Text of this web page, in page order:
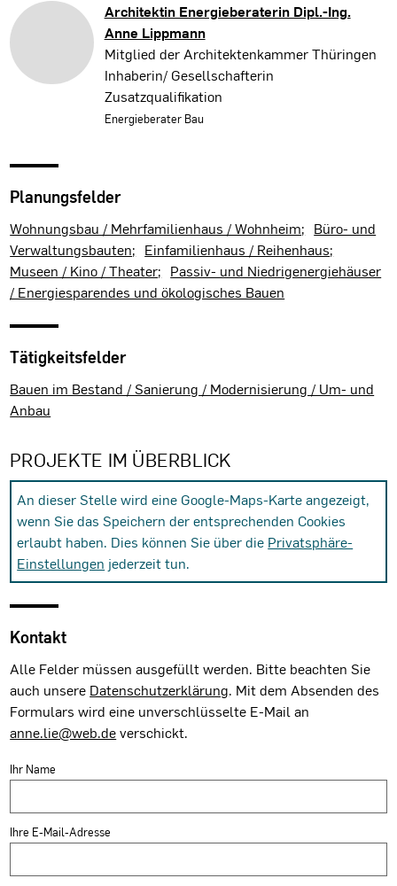
Architektin Energieberaterin Dipl.-Ing.
Anne Lippmann
Mitglied der Architektenkammer Thüringen
Inhaberin/ Gesellschafterin
Zusatzqualifikation
Energieberater Bau
Planungsfelder
Wohnungsbau / Mehrfamilienhaus / Wohnheim
Büro- und
Verwaltungsbauten
Einfamilienhaus / Reihenhaus
Museen / Kino / Theater
Passiv- und Niedrigenergiehäuser
/ Energiesparendes und ökologisches Bauen
Tätigkeitsfelder
Bauen im Bestand / Sanierung / Modernisierung / Um- und
Anbau
PROJEKTE IM ÜBERBLICK
An dieser Stelle wird eine Google-Maps-Karte angezeigt,
wenn Sie das Speichern der entsprechenden Cookies
erlaubt haben. Dies können Sie über die Privatsphäre-
Einstellungen jederzeit tun.
Kontakt
Alle Felder müssen ausgefüllt werden. Bitte beachten Sie
auch unsere Datenschutzerklärung. Mit dem Absenden des
Formulars wird eine unverschlüsselte E-Mail an
anne.lie@web.deverschickt.
Ihr Name
Ihre E-Mail-Adresse